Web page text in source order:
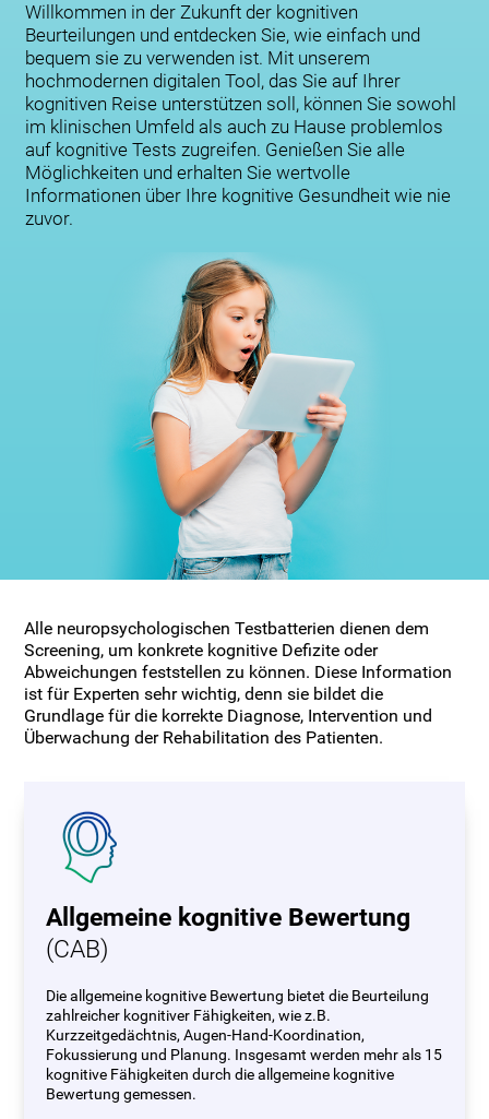
Willkommen in der Zukunft der kognitiven
Beurteilungen und entdecken Sie, wie einfach und
bequem sie zu verwenden ist. Mit unserem
hochmodernen digitalen Tool, das Sie auf Ihrer
kognitiven Reise unterstützen soll, können Sie sowohl
im klinischen Umfeld als auch zu Hause problemlos
auf kognitive Tests zugreifen. Genießen Sie alle
Möglichkeiten und erhalten Sie wertvolle
Informationen über Ihre kognitive Gesundheit wie nie
zuvor.
Alle neuropsychologischen Testbatterien dienen dem
Screening, um konkrete kognitive Defizite oder
Abweichungen feststellen zu können. Diese Information
ist für Experten sehr wichtig, denn sie bildet die
Grundlage für die korrekte Diagnose, Intervention und
Überwachung der Rehabilitation des Patienten.
Allgemeine kognitive Bewertung
(CAB)
Die allgemeine kognitive Bewertung bietet die Beurteilung
zahlreicher kognitiver Fähigkeiten, wie z.B.
Kurzzeitgedächtnis, Augen-Hand-Koordination,
Fokussierung und Planung. Insgesamt werden mehr als 15
kognitive Fähigkeiten durch die allgemeine kognitive
Bewertung gemessen.